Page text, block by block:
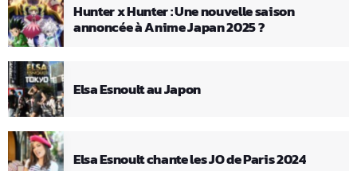
Hunter x Hunter : Une nouvelle saison
annoncée à Anime Japan 2025 ?
Elsa Esnoult au Japon
Elsa Esnoult chante les JO de Paris 2024